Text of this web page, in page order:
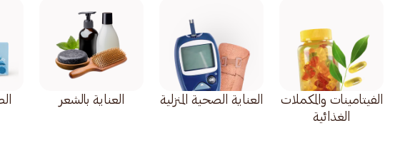
الفيتامينات والمكملات
الغذائية
العناية الصحية المنزلية العناية بالشعر